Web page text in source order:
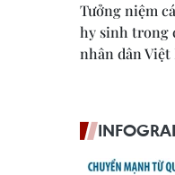
Tưởng niệm
hy sinh trong
nhân dân Việt